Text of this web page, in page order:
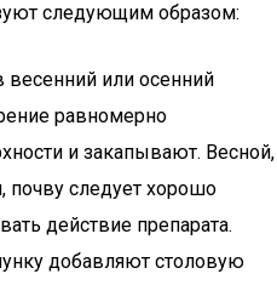
следующим образом:
или осенний
равномерно
и закапывают. Весной,
почву следует хорошо
действие препарата.
добавляют столовую